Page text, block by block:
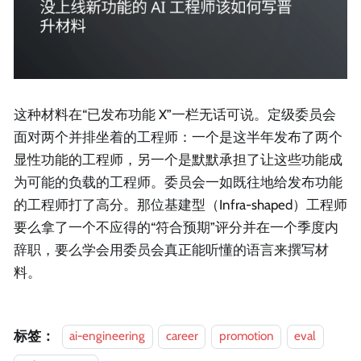
这种材料在“已发布功能 X”一栏无话可说。定级委员会
面对两个并排坐着的工程师：一个是这半年发布了两个
显性功能的工程师，另一个是默默承担了让这些功能成
为可能的负载的工程师。委员会一如既往地给发布功能
的工程师打了高分。那位基建型（Infra-shaped）工程师
要么拿了一个不应得的“符合预期”评分并在一个季度内
辞职，要么学会用委员会真正能听懂的语言来撰写材
料。
标签： ai-engineering career promotion
eval